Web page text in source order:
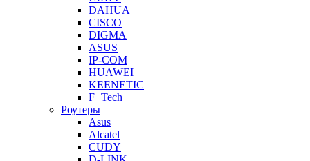
DAHUA
CISCO
DIGMA
ASUS
IP-COM
HUAWEI
KEENETIC
F+Tech
Роутеры
Asus
Alcatel
CUDY